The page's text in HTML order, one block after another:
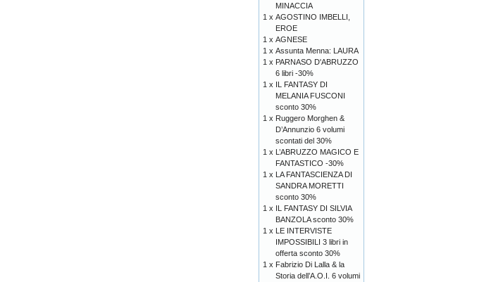
MINACCIA
1 x AGOSTINO IMBELLI,
EROE
1 x AGNESE
1 x Assunta Menna: LAURA
1 x PARNASO D'ABRUZZO
6 libri -30%
1 x IL FANTASY DI
MELANIA FUSCONI
sconto 30%
1 x Ruggero Morghen &
D’Annunzio 6 volumi
scontati del 30%
1 x L’ABRUZZO MAGICO E
FANTASTICO -30%
1 x LA FANTASCIENZA DI
SANDRA MORETTI
sconto 30%
1 x IL FANTASY DI SILVIA
BANZOLA sconto 30%
1 x LE INTERVISTE
IMPOSSIBILI 3 libri in
offerta sconto 30%
1 x Fabrizio Di Lalla & la
Storia dell’A.O.I. 6 volumi